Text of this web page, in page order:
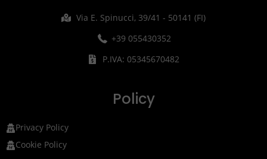
Via E. Spinucci, 39/41 - 50141 (FI)
+39 055430352
P.IVA: 05345670482
Policy
Privacy Policy
Cookie Policy